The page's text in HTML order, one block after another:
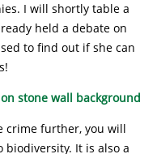
I will shortly table a
held a debate on
to find out if she can
crime further, you will
It is also a